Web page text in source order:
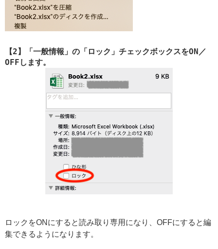
【2】「一般情報」の「ロック」チェックボックスをON／
OFFします。
ロックをONにすると読み取り専用になり、OFFにすると編
集できるようになります。